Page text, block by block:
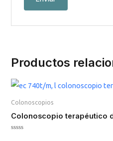
Productos
Colonoscopios
Colonoscopio terapéutico